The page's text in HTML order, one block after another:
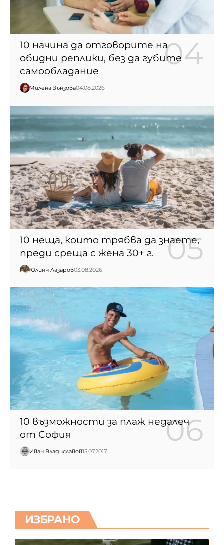
10 начина да отговорите на
обидни реплики, без да губите
самообладание
Милена Зънзова04.08.2026
10 неща, които трябва да знаете,
преди среща с жена 30+ г.
Юлиян Лазаров03.08.2026
10 възможности за плаж недалеч
от София
Иван Владиславов15.07.2017
ИЗБРАНО